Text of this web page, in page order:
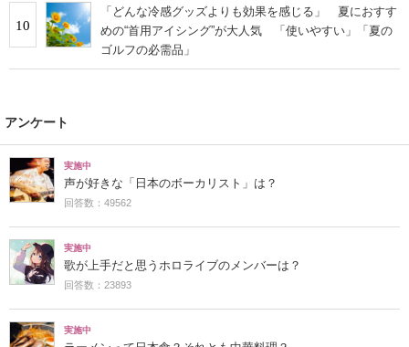
10
「どんな冷感グッズよりも効果を感じる」 夏におすす
めの“首用アイシング”が大人気 「使いやすい」「夏の
ゴルフの必需品」
アンケート
実施中
声が好きな「日本のボーカリスト」は？
回答数：49562
実施中
歌が上手だと思うホロライブのメンバーは？
回答数：23893
実施中